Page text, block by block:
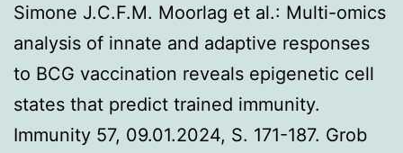
Simone J.C.F.M. Moorlag et al.: Multi-omics
analysis of innate and adaptive responses
to BCG vaccination reveals epigenetic cell
states that predict trained immunity.
Immunity 57, 09.01.2024, S. 171-187. Grob